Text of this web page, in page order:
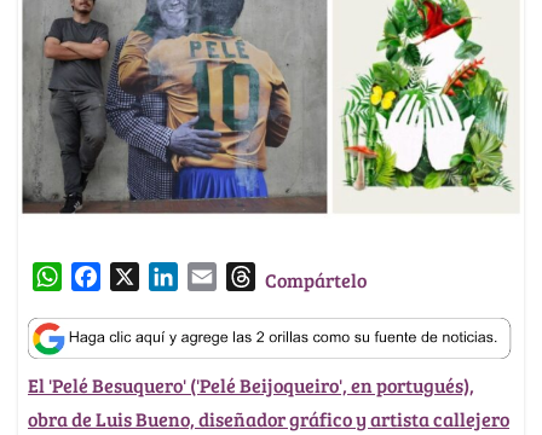
W
a
t
s
A
c
e
b
o
n
k
e
d
a
i
l
T
r
e
a
d
Compártelo
El 'Pelé Besuquero' ('Pelé Beijoqueiro', en portugués),
obra de Luis Bueno, diseñador gráfico y artista callejero